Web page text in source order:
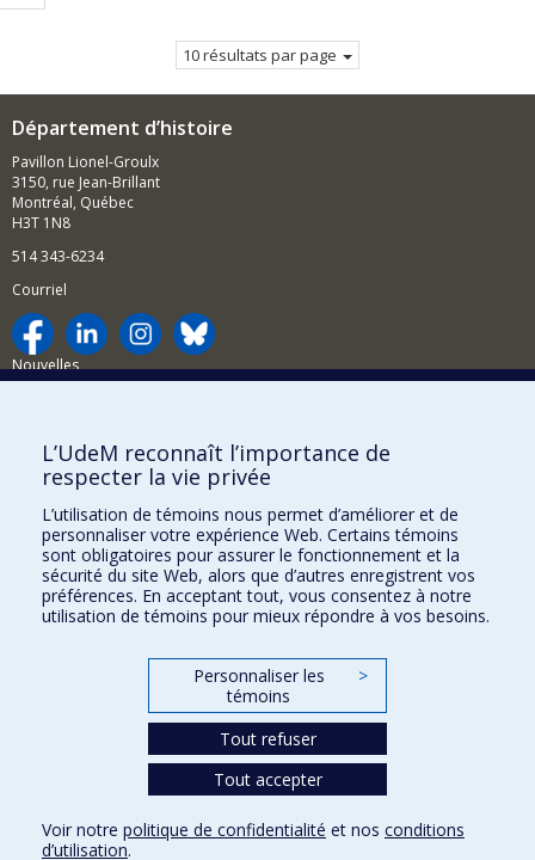
suivante
10 résultats par page
Département d’histoire
Pavillon Lionel-Groulx
3150, rue Jean-Brillant
Montréal, Québec
H3T 1N8
514 343-6234
Courriel
Nouvelles
Comment soutenir le Département?
BESOIN D'AIDE?
Plan du site
Signaler une erreur
Accessibilité
FACULTÉ DES ARTS ET DES SCIENCES
Nos départements et écoles
Conditions d’utilisation
L’UdeM reconnaît l’importance de
respecter la vie privée
L’utilisation de témoins nous permet d’améliorer et de
personnaliser votre expérience Web. Certains témoins
sont obligatoires pour assurer le fonctionnement et la
sécurité du site Web, alors que d’autres enregistrent vos
préférences. En acceptant tout, vous consentez à notre
utilisation de témoins pour mieux répondre à vos besoins.
Personnaliser les
témoins
>
Tout refuser
Tout accepter
Voir notre politique de confidentialité et nos conditions
d’utilisation.